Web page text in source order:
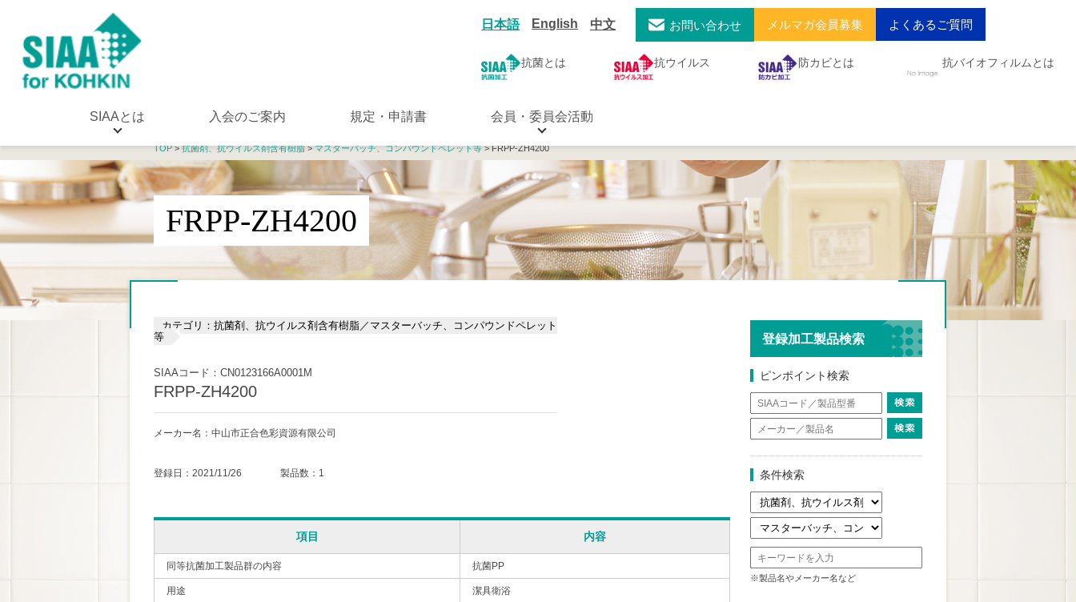
日本語 English 中文 お問い合わせ メルマガ会員募集 よくあるご質問
抗菌とは 抗ウイルス 防カビとは 抗バイオフィルムとは
SIAAとは 入会のご案内 規定・申請書 会員・委員会活動
TOP>抗菌剤、抗ウイルス剤含有樹脂>マスターバッチ、コンパウンドペレット等> FRPP-ZH4200
FRPP-ZH4200
カテゴリ：抗菌剤、抗ウイルス剤含有樹脂／マスターバッチ、コンパウンドペレット
等
SIAAコード：CN0123166A0001M
FRPP-ZH4200
メーカー名：中山市正合色彩資源有限公司
登録日：2021/11/26 製品数：1
項目 内容
同等抗菌加工製品群の内容 抗菌PP
用途 潔具衛浴
登録加工製品検索
ピンポイント検索
条件検索
※製品名やメーカー名など